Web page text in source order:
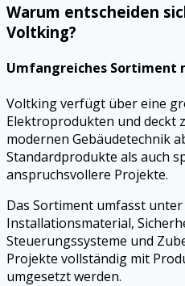
Warum entscheiden
Voltking?
Umfangreiches
Voltking verfügt über eine
Elektroprodukten und deckt
modernen Gebäudetechnik
Standardprodukte als auch
anspruchsvollere Projekte.
Das Sortiment umfasst
Installationsmaterial,
Steuerungssysteme und
Projekte vollständig mit
umgesetzt werden.